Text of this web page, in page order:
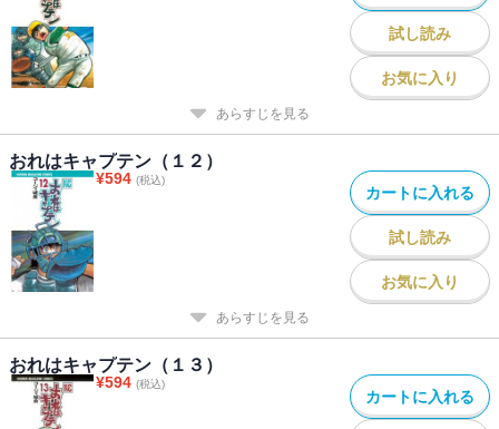
試し読み
お気に入り
あらすじを見る
おれはキャプテン（１２）
¥594 (税込)
カートに入れる
試し読み
お気に入り
あらすじを見る
おれはキャプテン（１３）
¥594 (税込)
カートに入れる